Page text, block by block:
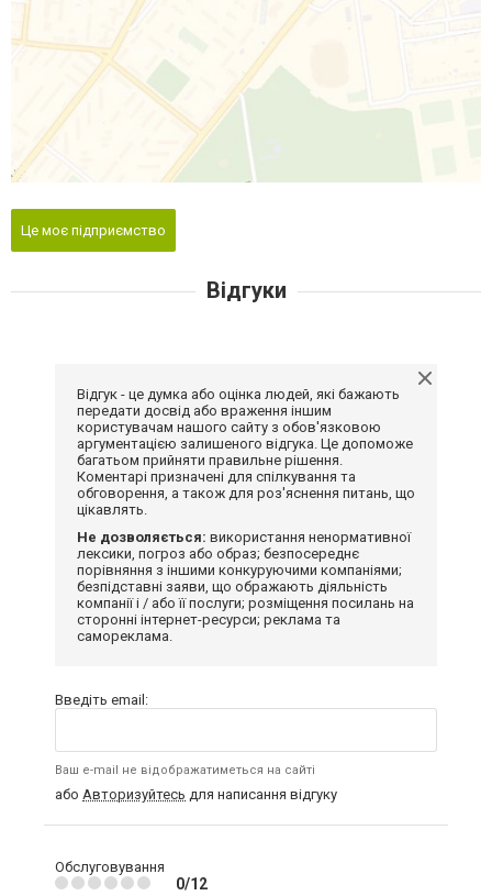
Це моє підприємство
Відгуки
Відгук - це думка або оцінка людей, які бажають
передати досвід або враження іншим
користувачам нашого сайту з обов'язковою
аргументацією залишеного відгука. Це допоможе
багатьом прийняти правильне рішення.
Коментарі призначені для спілкування та
обговорення, а також для роз'яснення питань, що
цікавлять.
Не дозволяється: використання ненормативної
лексики, погроз або образ; безпосереднє
порівняння з іншими конкуруючими компаніями;
безпідставні заяви, що ображають діяльність
компанії і / або її послуги; розміщення посилань на
сторонні інтернет-ресурси; реклама та
самореклама.
Введіть email:
Ваш e-mail не відображатиметься на сайті
або Авторизуйтесь для написання відгуку
Обслуговування
0/12